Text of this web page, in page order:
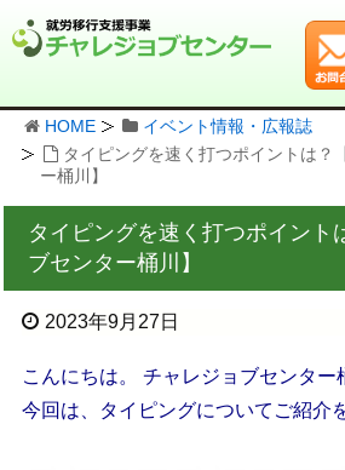
HOME
イベント情報・広報誌
タイピングを速く打つポイントは？
ー桶川】
タイピングを速く打つポイント
ブセンター桶川】
2023年9月27日
こんにちは。 チャレジョブセンター
今回は、タイピングについてご紹介